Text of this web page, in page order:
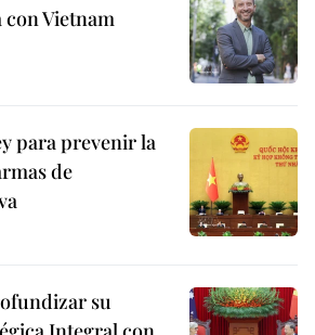
Vietnam
para prevenir la
de
su